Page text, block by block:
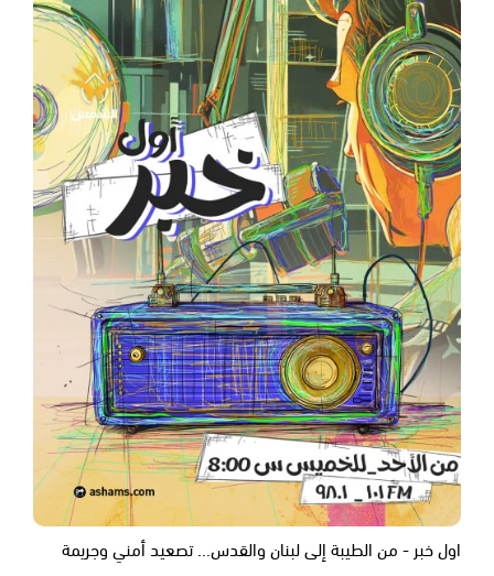
اول خبر - من الطيبة إلى لبنان والقدس... تصعيد أمني وجريمة